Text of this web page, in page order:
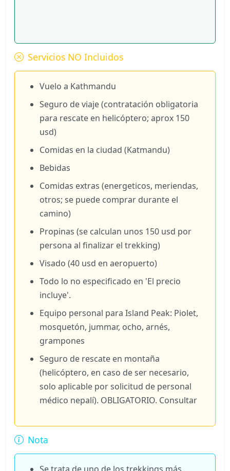
Servicios NO Incluidos
Vuelo a Kathmandu
Seguro de viaje (contratación obligatoria
para rescate en helicóptero; aprox 150
usd)
Comidas en la ciudad (Katmandu)
Bebidas
Comidas extras (energeticos, meriendas,
otros; se puede comprar durante el
camino)
Propinas (se calculan unos 150 usd por
persona al finalizar el trekking)
Visado (40 usd en aeropuerto)
Todo lo no especificado en 'El precio
incluye'.
Equipo personal para Island Peak: Piolet,
mosquetón, jummar, ocho, arnés,
grampones
Seguro de rescate en montaña
(helicóptero, en caso de ser necesario,
solo aplicable por solicitud de personal
médico nepalí). OBLIGATORIO. Consultar
Nota